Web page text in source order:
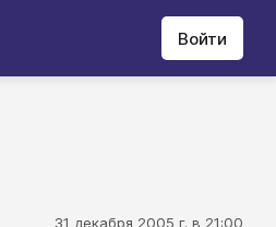
Войти
31 декабря 2005 г. в 21:00